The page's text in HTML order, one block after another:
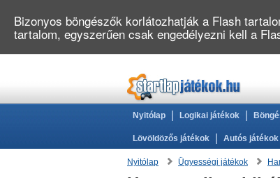
Nyitólap Logikai játékok
Lövöldözős játékok Autós játékok
Nyitólap Ügyességi játékok
Bizonyos böngészők korlátozhatják a Flash
tartalom, egyszerűen csak engedélyezni kell a